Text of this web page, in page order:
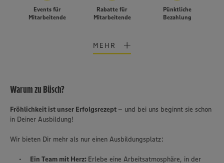
Events für
Mitarbeitende
Rabatte für
Mitarbeitende
Pünktliche
Bezahlung
MEHR
Warum zu Büsch?
Fröhlichkeit ist unser Erfolgsrezept – und bei uns beginnt sie schon
in Deiner Ausbildung!
Wir bieten Dir mehr als nur einen Ausbildungsplatz:
Ein Team mit Herz: Erlebe eine Arbeitsatmosphäre, in der